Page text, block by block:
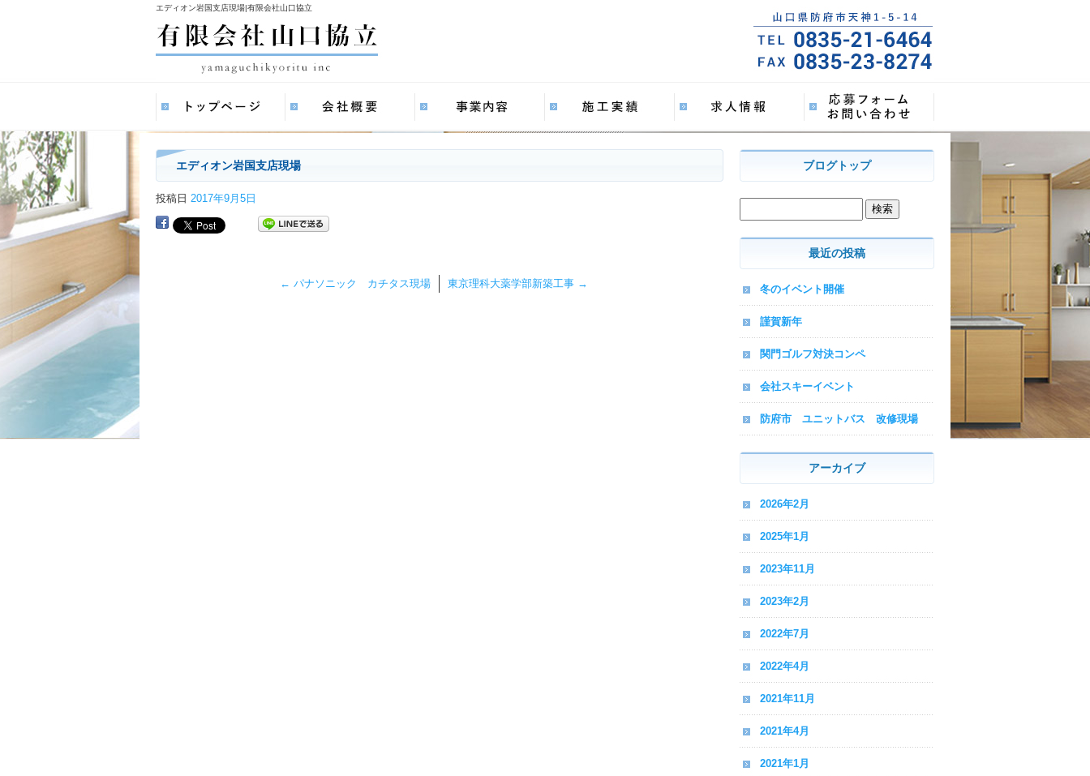
エディオン岩国支店現場|有限会社山口協立
エディオン岩国支店現場
投稿日 2017年9月5日
← パナソニック カチタス現場 東京理科大薬学部新築工事 →
ブログトップ
最近の投稿
冬のイベント開催
謹賀新年
関門ゴルフ対決コンペ
会社スキーイベント
防府市 ユニットバス 改修現場
アーカイブ
2026年2月
2025年1月
2023年11月
2023年2月
2022年7月
2022年4月
2021年11月
2021年4月
2021年1月